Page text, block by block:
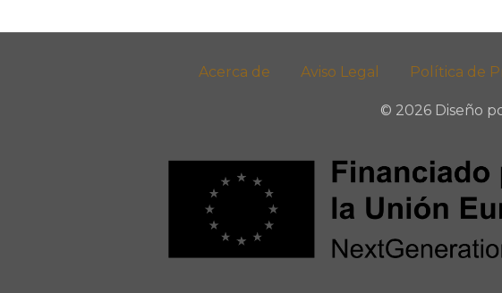
Acerca de Aviso Legal Política de
© 2026 Diseño